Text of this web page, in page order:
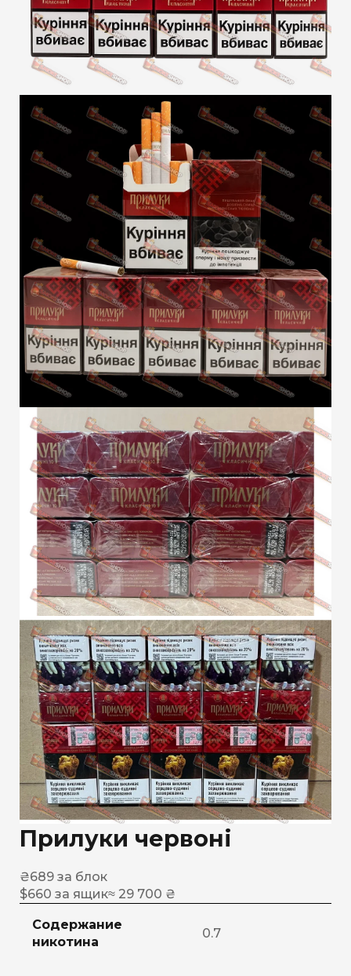
Прилуки червоні
₴689 за блок
$660 за ящик≈ 29 700 ₴
Содержание
никотина
0.7